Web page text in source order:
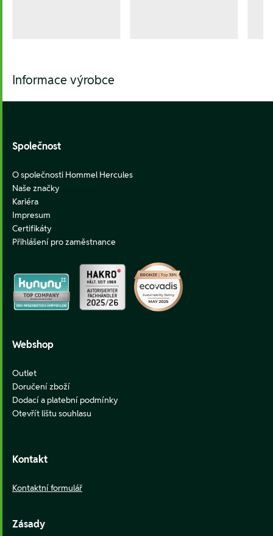
Informace výrobce
Společnost
O společnosti Hommel Hercules
Naše značky
Kariéra
Impresum
Certifikáty
Přihlášení pro zaměstnance
Webshop
Outlet
Doručení zboží
Dodací a platební podmínky
Otevřít lištu souhlasu
Kontakt
Kontaktní formulář
Zásady